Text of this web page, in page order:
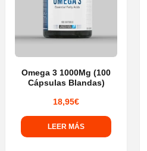
pueden
en
la
página
de
Omega 3 1000Mg (100
Cápsulas Blandas)
18,95€
LEER MÁS